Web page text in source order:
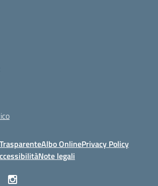
Albo OnlinePrivacy Policy
Note legali